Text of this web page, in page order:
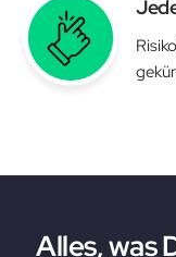
Alles, was